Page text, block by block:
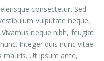
consectetur. Sed
vulputate neque,
neque nibh, feugiat
Integer quis nunc vitae
Ut ipsum ante,